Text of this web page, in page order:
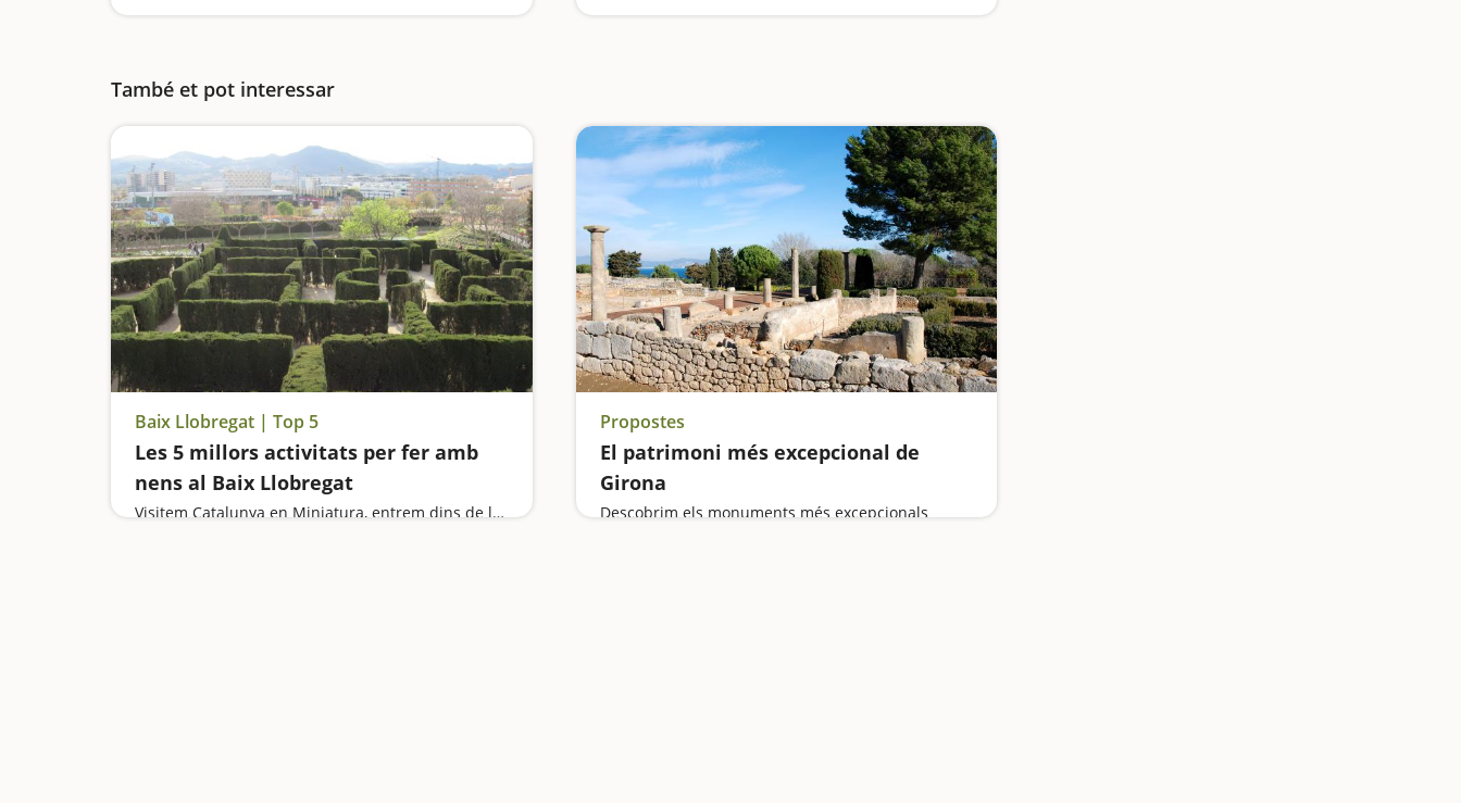
També et pot interessar
Baix Llobregat | Top 5
Les 5 millors activitats per fer amb
nens al Baix Llobregat
Visitem Catalunya en Miniatura, entrem dins de les Coves de Montserrat, anem d'excursió al Delta del Llobregat, descobrim les mines de Gavà i ens perdem al laberint del Parc de Torreblanca
Propostes
El patrimoni més excepcional de
Girona
Descobrim els monuments més excepcionals